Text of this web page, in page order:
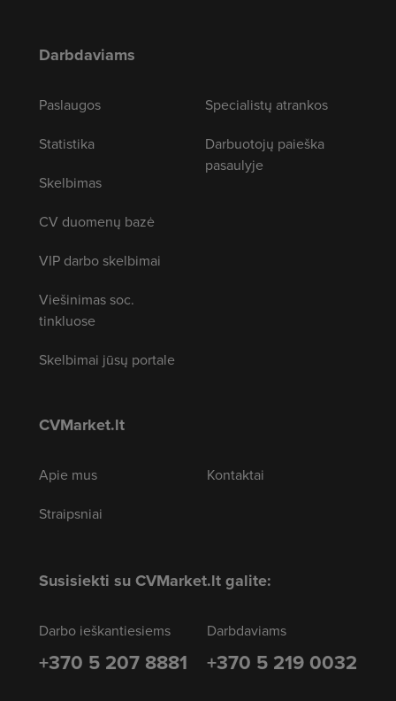
Darbdaviams
Paslaugos
Statistika
Skelbimas
CV duomenų bazė
VIP darbo skelbimai
Viešinimas soc.
tinkluose
Skelbimai jūsų portale
Specialistų atrankos
Darbuotojų paieška
pasaulyje
CVMarket.lt
Apie mus
Straipsniai
Kontaktai
Susisiekti su CVMarket.lt galite:
Darbo ieškantiesiems
+370 5 207 8881
Darbdaviams
+370 5 219 0032